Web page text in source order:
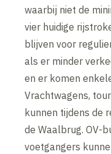
waarbij niet de
vier huidige
blijven voor
als er minder
en er komen
Vrachtwagens,
kunnen tijdens de
de Waalbrug. OV-
voetgangers